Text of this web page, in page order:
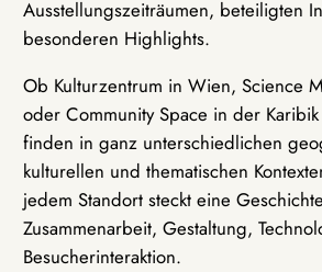
Ausstellungszeiträumen, beteiligten
besonderen Highlights.
Ob Kulturzentrum in Wien, Science
oder Community Space in der
finden in ganz unterschiedlichen
kulturellen und thematischen
jedem Standort steckt eine
Zusammenarbeit, Gestaltung,
Besucherinteraktion.